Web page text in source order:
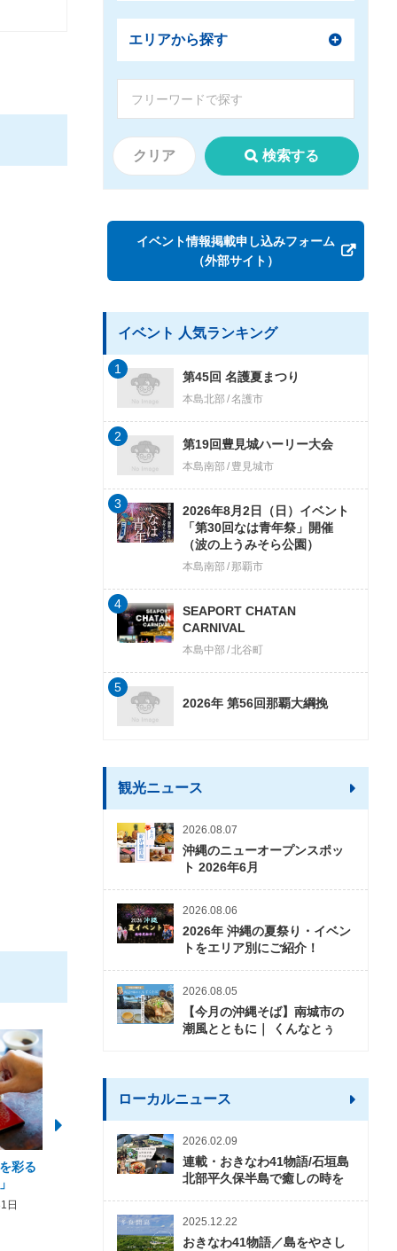
彩る
日
2026年度 かりゆしビーチ営業
期間および営業時間のお知らせ
2026年3月5日〜2026年10月31日
【期間限定】オーシャ
開催について
2026年3月20日〜2026年11
エリアから探す
クリア 検索する
イベント情報掲載申し込みフォーム
（外部サイト）
イベント 人気ランキング
第45回 名護夏まつり
本島北部 名護市
1
第19回豊見城ハーリー大会
本島南部 豊見城市
2
2026年8月2日（日）イベント
「第30回なは青年祭」開催
（波の上うみそら公園）
本島南部 那覇市
3
SEAPORT CHATAN
CARNIVAL
本島中部 北谷町
4
2026年 第56回那覇大綱挽
5
観光ニュース
2026.08.07
沖縄のニューオープンスポッ
ト 2026年6月
2026.08.06
2026年 沖縄の夏祭り・イベン
トをエリア別にご紹介！
2026.08.05
【今月の沖縄そば】南城市の
潮風とともに｜ くんなとぅ
ローカルニュース
2026.02.09
連載・おきなわ41物語/石垣島
北部平久保半島で癒しの時を
2025.12.22
おきなわ41物語／島をやさし